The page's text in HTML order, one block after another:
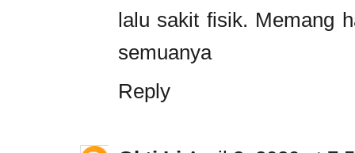
lalu sakit fisik. Memang
semuanya
Reply